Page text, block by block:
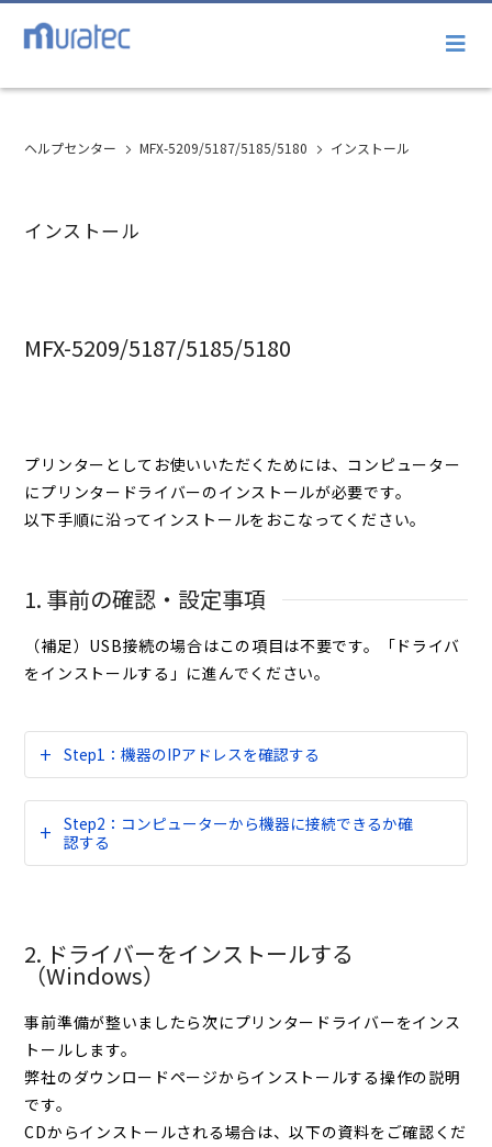
ヘルプセンター MFX-5209/5187/5185/5180 インストール
インストール
MFX-5209/5187/5185/5180
プリンターとしてお使いいただくためには、コンピューター
にプリンタードライバーのインストールが必要です。
以下手順に沿ってインストールをおこなってください。
1. 事前の確認・設定事項
（補足）USB接続の場合はこの項目は不要です。「ドライバ
をインストールする」に進んでください。
Step1：機器のIPアドレスを確認する
Step2：コンピューターから機器に接続できるか確
認する
2. ドライバーをインストールする
（Windows）
事前準備が整いましたら次にプリンタードライバーをインス
トールします。
弊社のダウンロードページからインストールする操作の説明
です。
CDからインストールされる場合は、以下の資料をご確認くだ